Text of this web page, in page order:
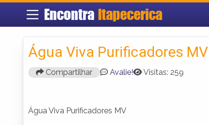
Encontra Itapecerica
Água Viva Purificadores MV
Compartilhar Avalie! Visitas: 259
Água Viva Purificadores MV